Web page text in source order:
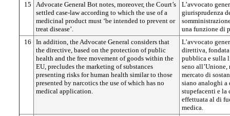
15
Advocate General Bot notes, moreover, the Court’s
settled case-law according to which the use of a
medicinal product must ‘be intended to prevent or
treat disease’.
L’avvocato
giurisprudenza
una funzione di
16
In addition, the Advocate General considers that
the directive, based on the protection of public
health and the free movement of goods within the
EU, precludes the marketing of substances
presenting risks for human health similar to those
presented by narcotics the use of which has no
medical application.
L’avvocato
direttiva,
pubblica e sulla
seno
mercato di
siano analoghi a
stupefacenti e la
effettuata al di
medica.